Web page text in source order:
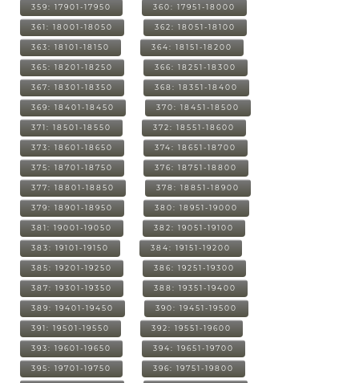
359: 17901-17950 360: 17951-18000
361: 18001-18050 362: 18051-18100
363: 18101-18150 364: 18151-18200
365: 18201-18250 366: 18251-18300
367: 18301-18350 368: 18351-18400
369: 18401-18450 370: 18451-18500
371: 18501-18550 372: 18551-18600
373: 18601-18650 374: 18651-18700
375: 18701-18750 376: 18751-18800
377: 18801-18850 378: 18851-18900
379: 18901-18950 380: 18951-19000
381: 19001-19050 382: 19051-19100
383: 19101-19150 384: 19151-19200
385: 19201-19250 386: 19251-19300
387: 19301-19350 388: 19351-19400
389: 19401-19450 390: 19451-19500
391: 19501-19550 392: 19551-19600
393: 19601-19650 394: 19651-19700
395: 19701-19750 396: 19751-19800